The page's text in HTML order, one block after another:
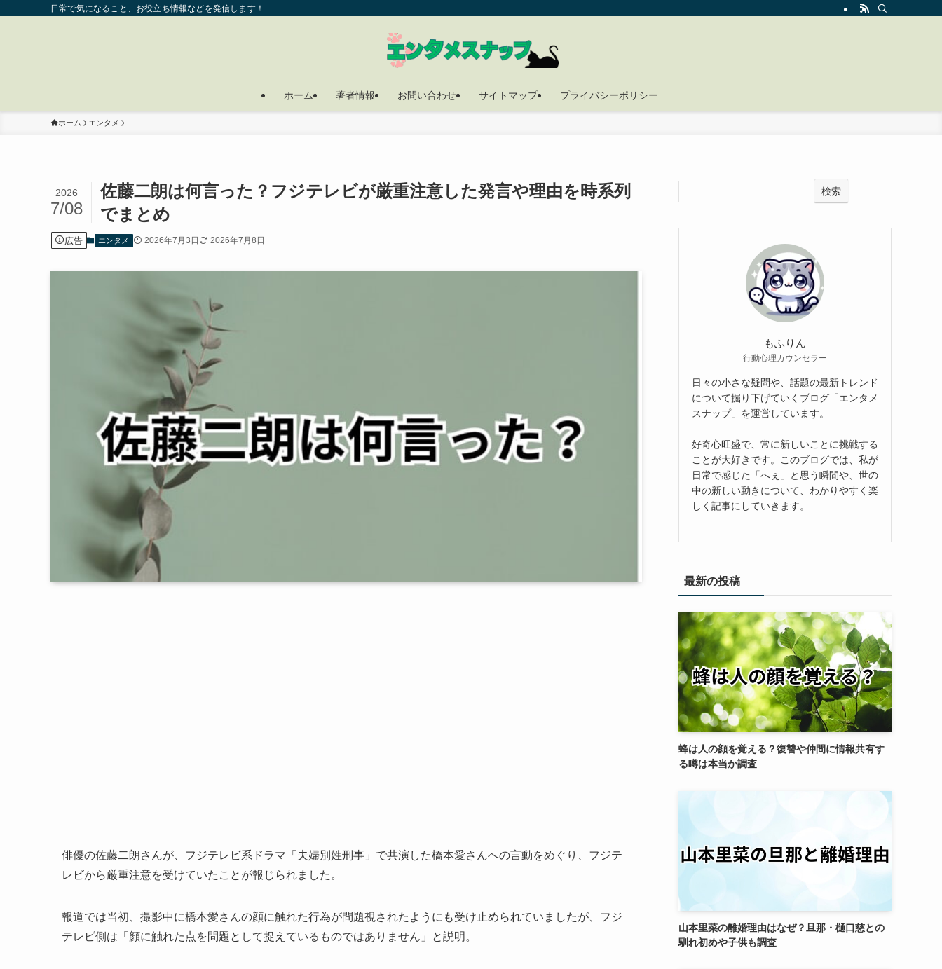
日常で気になること、お役立ち情報などを発信します！
ホーム 著者情報 お問い合わせ サイトマップ プライバシーポリシー
ホーム エンタメ
佐藤二朗は何言った？フジテレビが厳重注意した発言や理由を時系列
でまとめ
2026
7/08
広告 エンタメ 2026年7月3日 2026年7月8日
俳優の佐藤二朗さんが、フジテレビ系ドラマ「夫婦別姓刑事」で共演した橋本愛さんへの言動をめぐり、フジテ
レビから厳重注意を受けていたことが報じられました。
報道では当初、撮影中に橋本愛さんの顔に触れた行為が問題視されたようにも受け止められていましたが、フジ
テレビ側は「顔に触れた点を問題として捉えているものではありません」と説明。
検索
もふりん
行動心理カウンセラー
日々の小さな疑問や、話題の最新トレンド
について掘り下げていくブログ「エンタメ
スナップ」を運営しています。
好奇心旺盛で、常に新しいことに挑戦する
ことが大好きです。このブログでは、私が
日常で感じた「へぇ」と思う瞬間や、世の
中の新しい動きについて、わかりやすく楽
しく記事にしていきます。
最新の投稿
蜂は人の顔を覚える？復讐や仲間に情報共有す
る噂は本当か調査
山本里菜の離婚理由はなぜ？旦那・樋口慈との
馴れ初めや子供も調査